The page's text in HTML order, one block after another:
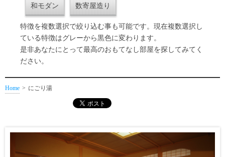
和モダン 数寄屋造り
特徴を複数選択で絞り込む事も可能です。現在複数選択し
ている特徴はグレーから黒色に変わります。
是非あなたにとって最高のおもてなし部屋を探してみてく
ださい。
Home にごり湯